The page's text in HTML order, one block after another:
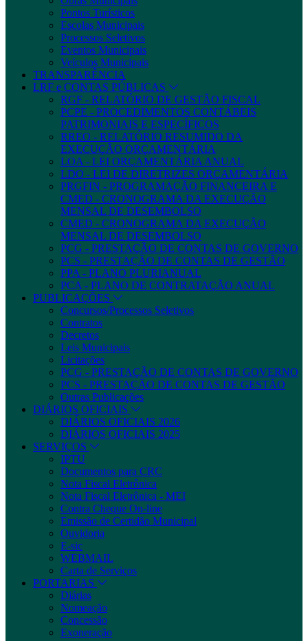
Pontos Turísticos
Escolas Municipais
Processos Seletivos
Eventos Municipais
Veículos Municipais
TRANSPARÊNCIA
LRF e CONTAS PÚBLICAS
RGF - RELATÓRIO DE GESTÃO FISCAL
PCPE - PROCEDIMENTOS CONTÁBEIS
PATRIMONIAIS E ESPECÍFICOS
RREO - RELATÓRIO RESUMIDO DA
EXECUÇÃO ORÇAMENTÁRIA
LOA - LEI ORÇAMENTÁRIA ANUAL
LDO - LEI DE DIRETRIZES ORÇAMENTÁRIA
PRGFIN - PROGRAMAÇÃO FINANCEIRA E
CMED - CRONOGRAMA DA EXECUÇÃO
MENSAL DE DESEMBOLSO
CMED - CRONOGRAMA DA EXECUÇÃO
MENSAL DE DESEMBOLSO
PCG - PRESTAÇÃO DE CONTAS DE GOVERNO
PCS - PRESTAÇÃO DE CONTAS DE GESTÃO
PPA - PLANO PLURIANUAL
PCA - PLANO DE CONTRATAÇÃO ANUAL
PUBLICAÇÕES
Concursos/Processos Seletivos
Contratos
Decretos
Leis Municipais
Licitações
PCG - PRESTAÇÃO DE CONTAS DE GOVERNO
PCS - PRESTAÇÃO DE CONTAS DE GESTÃO
Outras Publicações
DIÁRIOS OFICIAIS
DIÁRIOS OFICIAIS 2026
DIÁRIOS OFICIAIS 2025
SERVIÇOS
IPTU
Documentos para CRC
Nota Fiscal Eletrônica
Nota Fiscal Eletrônica - MEI
Contra Cheque On-line
Emissão de Certidão Municipal
Ouvidoria
E-sic
WEBMAIL
Carta de Serviços
PORTARIAS
Diárias
Nomeação
Concessão
Exoneração